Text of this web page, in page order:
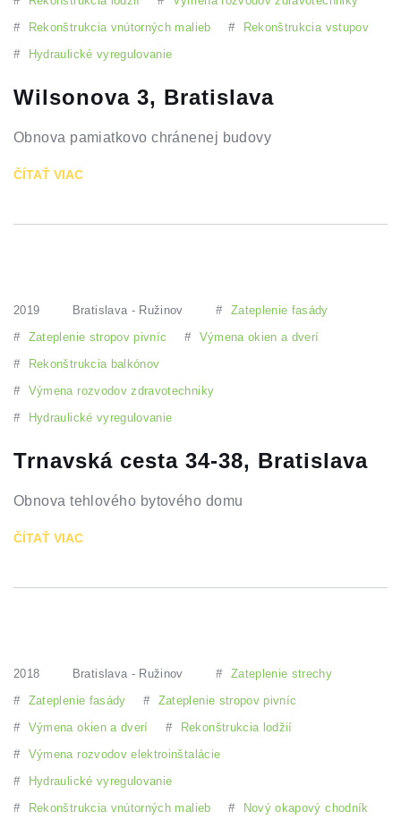
#
Rekonštrukcia vnútorných malieb #
Rekonštrukcia vstupov
#
Hydraulické vyregulovanie
Wilsonova 3, Bratislava
Obnova pamiatkovo chránenej budovy
ČÍTAŤ VIAC
2019 Bratislava - Ružinov #
Zateplenie fasády
#
Zateplenie stropov pivníc #
Výmena okien a dverí
#
Rekonštrukcia balkónov
#
Výmena rozvodov zdravotechniky
#
Hydraulické vyregulovanie
Trnavská cesta 34-38, Bratislava
Obnova tehlového bytového domu
ČÍTAŤ VIAC
2018 Bratislava - Ružinov #
Zateplenie strechy
#
Zateplenie fasády #
Zateplenie stropov pivníc
#
Výmena okien a dverí #
Rekonštrukcia lodžií
#
Výmena rozvodov elektroinštalácie
#
Hydraulické vyregulovanie
#
Rekonštrukcia vnútorných malieb # Nový okapový chodník